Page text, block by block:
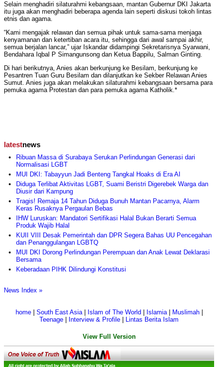
Selain menghadiri silaturahmi kebangsaan, mantan Gubernur DKI Jakarta
itu juga akan menghadiri beberapa agenda lain seperti diskusi tokoh lintas
etnis dan agama.
“Kami mengajak relawan dan semua pihak untuk sama-sama menjaga
kenyamanan dan ketertiban acara itu, sehingga dari awal sampai akhir,
semua berjalan lancar,” ujar Iskandar didampingi Sekretarisnya Syarwani,
Bendahara Iqbal P Simangunsong dan Ketua Bappilu, Salman Ginting.
Di hari berikutnya, Anies akan berkunjung ke Besilam, berkunjung ke
Pesantren Tuan Guru Besilam dan dilanjutkan ke Sekber Relawan Anies
Sumut. Anies juga akan melakukan silaturahmi kebangsaan bersama para
pemuka agama Protestan dan para pemuka agama Katholik.*
latestnews
Ribuan Massa di Surabaya Serukan Perlindungan Generasi dari
Normalisasi LGBT
MUI DKI: Tabayyun Jadi Benteng Tangkal Hoaks di Era AI
Diduga Terlibat Aktivitas LGBT, Suami Beristri Digerebek Warga dan
Diusir dari Kampung
Tragis! Remaja 14 Tahun Diduga Bunuh Mantan Pacarnya, Alarm
Keras Rusaknya Pergaulan Bebas
IHW Luruskan: Mandatori Sertifikasi Halal Bukan Berarti Semua
Produk Wajib Halal
KUII VIII Desak Pemerintah dan DPR Segera Bahas UU Pencegahan
dan Penanggulangan LGBTQ
MUI DKI Dorong Perlindungan Perempuan dan Anak Lewat Deklarasi
Bersama
Keberadaan PIHK Dilindungi Konstitusi
News Index »
home| South East Asia| Islam of The World Islamia| Muslimah|
Teenage
Interview & Profile Lintas Berita Islam
View Full Version